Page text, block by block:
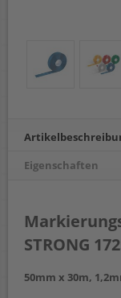
Eigenschaften
STRONG
50mm x 30m,